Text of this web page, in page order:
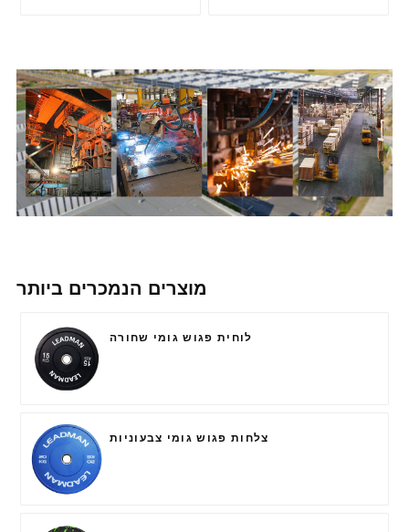
מוצרים הנמכרים ביותר
לוחית פגוש גומי שחורה
צלחות פגוש גומי צבעוניות